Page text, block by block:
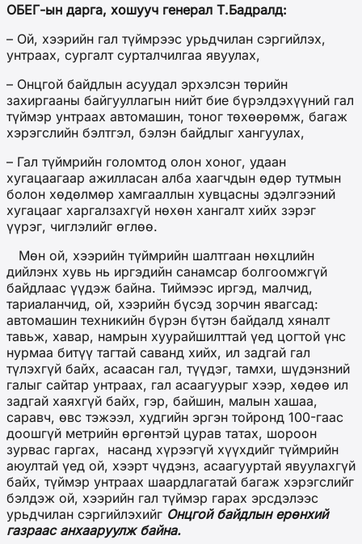
ОБЕГ-ын дарга, хошууч генерал Т.Бадралд:
– Ой, хээрийн гал түймрээс урьдчилан сэргийлэх,
унтраах, сургалт сурталчилгаа явуулах,
– Онцгой байдлын асуудал эрхэлсэн төрийн
захиргааны байгууллагын нийт бие бүрэлдэхүүний гал
түймэр унтраах автомашин, тоног төхөөрөмж, багаж
хэрэгслийн бэлтгэл, бэлэн байдлыг хангуулах,
– Гал түймрийн голомтод олон хоног, удаан
хугацаагаар ажилласан алба хаагчдын өдөр тутмын
болон хөдөлмөр хамгааллын хувцасны эдэлгээний
хугацааг харгалзахгүй нөхөн хангалт хийх зэрэг
үүрэг, чиглэлийг өглөө.
Мөн ой, хээрийн түймрийн шалтгаан нөхцлийн
дийлэнх хувь нь иргэдийн санамсар болгоомжгүй
байдлаас үүдэж байна. Тиймээс иргэд, малчид,
тариаланчид, ой, хээрийн бүсэд зорчин явагсад:
автомашин техникийн бүрэн бүтэн байдалд хяналт
тавьж, хавар, намрын хуурайшилттай үед цогтой үнс
нурмаа битүү тагтай саванд хийх, ил задгай гал
түлэхгүй байх, асаасан гал, түүдэг, тамхи, шүдэнзний
галыг сайтар унтраах, гал асаагуурыг хээр, хөдөө ил
задгай хаяхгүй байх, гэр, байшин, малын хашаа,
саравч, өвс тэжээл, худгийн эргэн тойронд 100-гаас
доошгүй метрийн өргөнтэй цурав татах, шороон
зурвас гаргах, насанд хүрээгүй хүүхдийг түймрийн
аюултай үед ой, хээрт чүдэнз, асаагууртай явуулахгүй
байх, түймэр унтраах шаардлагатай багаж хэрэгслийг
бэлдэж ой, хээрийн гал түймэр гарах эрсдэлээс
урьдчилан сэргийлэхийг Онцгой байдлын ерөнхий
газраас анхааруулж байна.